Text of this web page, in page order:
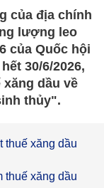
của địa chính
lượng leo
của Quốc hội
30/6/2026,
dầu về
thủy".
thuế xăng dầu
thuế xăng dầu